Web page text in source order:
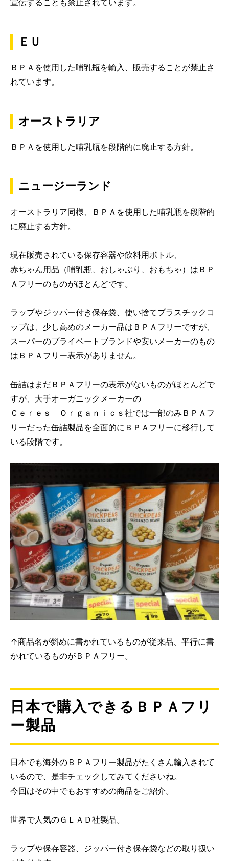
宣伝することも禁止されています。
ＥＵ
ＢＰＡを使用した哺乳瓶を輸入、販売することが禁止さ
れています。
オーストラリア
ＢＰＡを使用した哺乳瓶を段階的に廃止する方針。
ニュージーランド
オーストラリア同様、ＢＰＡを使用した哺乳瓶を段階的
に廃止する方針。
現在販売されている保存容器や飲料用ボトル、
赤ちゃん用品（哺乳瓶、おしゃぶり、おもちゃ）はＢＰ
Ａフリーのものがほとんどです。
ラップやジッパー付き保存袋、使い捨てプラスチックコ
ップは、少し高めのメーカー品はＢＰＡフリーですが、
スーパーのプライベートブランドや安いメーカーのもの
はＢＰＡフリー表示がありません。
缶詰はまだＢＰＡフリーの表示がないものがほとんどで
すが、大手オーガニックメーカーの
Ｃｅｒｅｓ Ｏｒｇａｎｉｃｓ社では一部のみＢＰＡフ
リーだった缶詰製品を全面的にＢＰＡフリーに移行して
いる段階です。
↑商品名が斜めに書かれているものが従来品、平行に書
かれているものがＢＰＡフリー。
日本で購入できるＢＰＡフリ
ー製品
日本でも海外のＢＰＡフリー製品がたくさん輸入されて
いるので、是非チェックしてみてくださいね。
今回はその中でもおすすめの商品をご紹介。
世界で人気のＧＬＡＤ社製品。
ラップや保存容器、ジッパー付き保存袋などの取り扱い